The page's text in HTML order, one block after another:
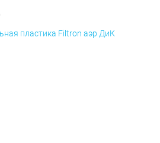
пластика Filtron аэр ДиК